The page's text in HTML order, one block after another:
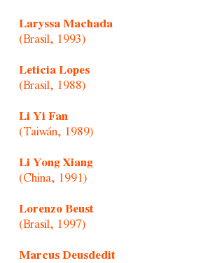
Laryssa Machada
(Brasil, 1993)
Leticia Lopes
(Brasil, 1988)
Li Yi Fan
(Taiwán, 1989)
Li Yong Xiang
(China, 1991)
Lorenzo Beust
(Brasil, 1997)
Marcus Deusdedit